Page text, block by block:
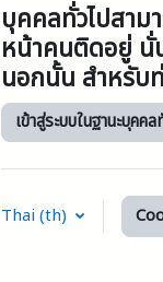
บุคคลทั่วไปสาม
หน้าคนติดอยู่ นั่
นอกนั้น สำหรับ
เข้าสู่ระบบในฐานะบุคคล
Thai ‎(th)‎